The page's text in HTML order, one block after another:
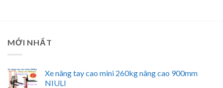
MỚI NHẤT
Xe nâng tay cao mini 260kg nâng cao 900mm
NIULI